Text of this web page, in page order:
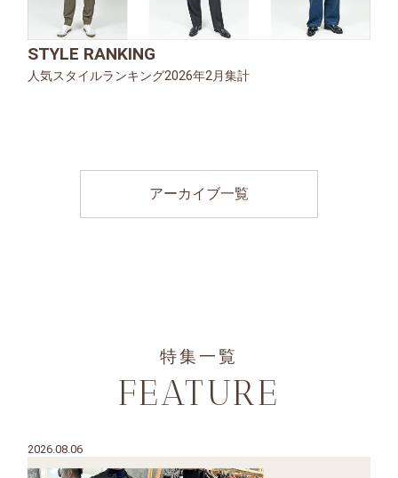
STYLE RANKING
人気スタイルランキング2026年2月集計
アーカイブ一覧
特集一覧
FEATURE
2026.08.06